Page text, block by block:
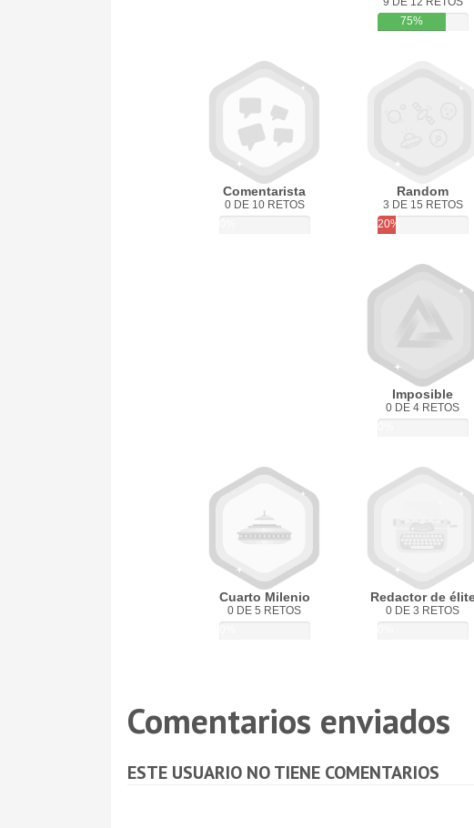
75%
Comentarista
0 DE 10 RETOS
Random
3 DE 15 RETOS
20%
Imposible
0 DE 4 RETOS
Cuarto Milenio
0 DE 5 RETOS
Redactor de
0 DE 3 RETOS
Comentarios enviados
ESTE USUARIO NO TIENE COMENTARIOS